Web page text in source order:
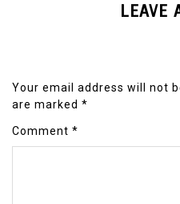
LEAVE
Your email address will not
are marked *
Comment *